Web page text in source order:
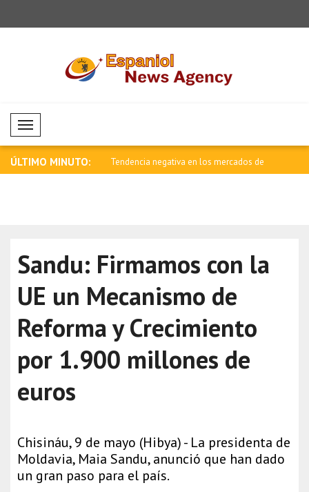
Mobil Menü
ÚLTIMO MINUTO:
en los mercados de Saar: La edad de oro de las relaciones
Sandu: Firmamos con la
UE un Mecanismo de
Reforma y Crecimiento
por 1.900 millones de
euros
Chisináu, 9 de mayo (Hibya) - La presidenta de
Moldavia, Maia Sandu, anunció que han dado
un gran paso para el país.